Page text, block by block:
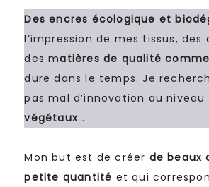
Des encres écologique et
l’impression de mes tissus, des
des matières de qualité
dure dans le temps. Je
pas mal d’innovation au niveau
végétaux…
Mon but est de créer de beaux
petite quantité et qui